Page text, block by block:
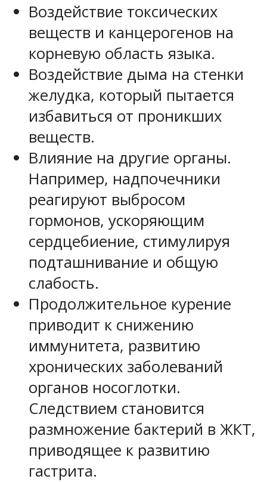
Воздействие токсических
веществ и канцерогенов на
корневую область языка.
Воздействие дыма на стенки
желудка, который пытается
избавиться от проникших
веществ.
Влияние на другие органы.
Например, надпочечники
реагируют выбросом
гормонов, ускоряющим
сердцебиение, стимулируя
подташнивание и общую
слабость.
Продолжительное курение
приводит к снижению
иммунитета, развитию
хронических заболеваний
органов носоглотки.
Следствием становится
размножение бактерий в ЖКТ,
приводящее к развитию
гастрита.